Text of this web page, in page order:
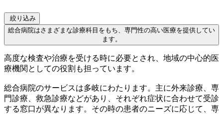
絞り込み
総合病院はさまざまな診療科目をもち、専門性の高い医療を提供してい
ます。
高度な検査や治療を受ける時に必要とされ、地域の中心的医
療機関としての役割も担っています。
総合病院のサービスは多岐にわたります。主に外来診療、専
門診療、救急診療などがあり、それぞれ症状に合わせて受診
する窓口が異なります。その時の患者のニーズに応じて、専